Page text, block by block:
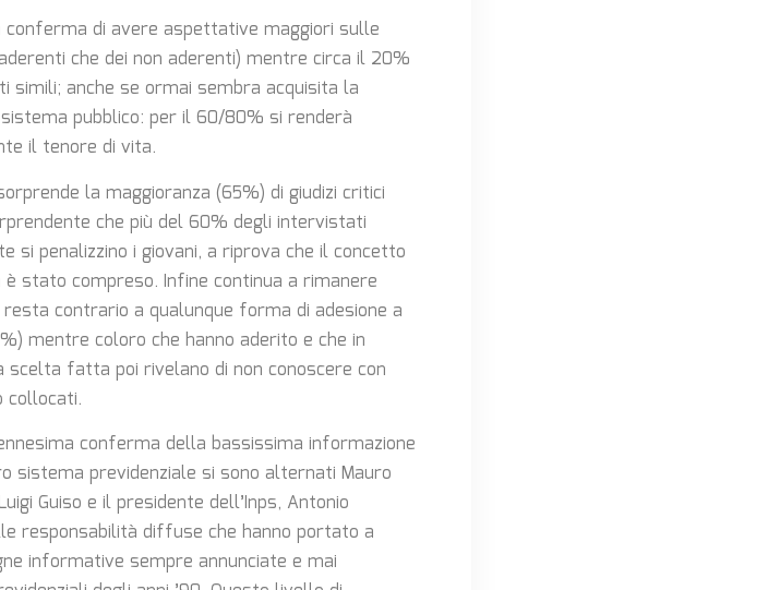
di avere aspettative maggiori sulle
che dei non aderenti) mentre circa il 20%
anche se ormai sembra acquisita la
pubblico: per il 60/80% si renderà
il tenore di vita.
la maggioranza (65%) di giudizi critici
che più del 60% degli intervistati
penalizzino i giovani, a riprova che il concetto
stato compreso. Infine continua a rimanere
contrario a qualunque forma di adesione a
mentre coloro che hanno aderito e che in
fatta poi rivelano di non conoscere con
collocati.
conferma della bassissima informazione
sistema previdenziale si sono alternati Mauro
Guiso e il presidente dell’Inps, Antonio
responsabilità diffuse che hanno portato a
informative sempre annunciate e mai